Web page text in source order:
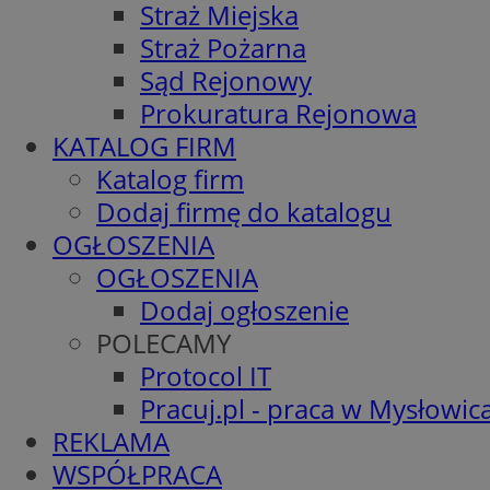
Straż Miejska
Straż Pożarna
Sąd Rejonowy
Prokuratura Rejonowa
KATALOG FIRM
Katalog firm
Dodaj firmę do katalogu
OGŁOSZENIA
OGŁOSZENIA
Dodaj ogłoszenie
POLECAMY
Protocol IT
Pracuj.pl - praca w
REKLAMA
WSPÓŁPRACA